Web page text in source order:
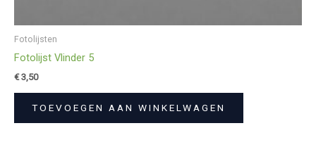
Fotolijsten
Fotolijst Vlinder 5
€3,50
TOEVOEGEN AAN WINKELWAGEN